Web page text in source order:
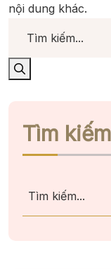
nội dung khác.
Tìm kiếm